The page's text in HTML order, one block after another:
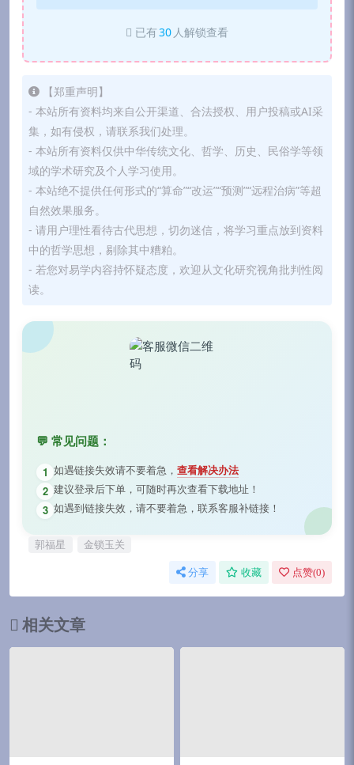
已有30 人解锁查看
【郑重声明】
- 本站所有资料均来自公开渠道、合法授权、用户投稿或AI采
集，如有侵权，请联系我们处理。
- 本站所有资料仅供中华传统文化、哲学、历史、民俗学等领
域的学术研究及个人学习使用。
- 本站绝不提供任何形式的“算命”“改运”“预测”“远程治病”等超
自然效果服务。
- 请用户理性看待古代思想，切勿迷信，将学习重点放到资料
中的哲学思想，剔除其中糟粕。
- 若您对易学内容持怀疑态度，欢迎从文化研究视角批判性阅
读。
💬 常见问题：
1 如遇链接失效请不要着急， 查看解决办法
2 建议登录后下单，可随时再次查看下载地址！
3 如遇到链接失效，请不要着急，联系客服补链接！
郭福星 金锁玉关
分享 收藏 点赞(0)
相关文章